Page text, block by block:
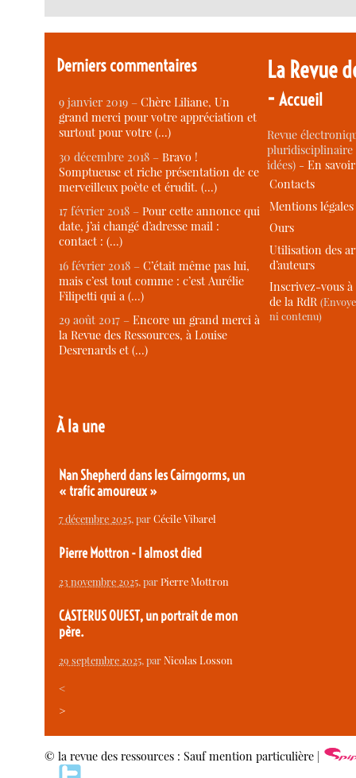
Derniers commentaires
9 janvier 2019 –Chère Liliane, Un
grand merci pour votre appréciation et
surtout pour votre (…)
30 décembre 2018 –Bravo !
Somptueuse et riche présentation de ce
merveilleux poète et érudit. (…)
17 février 2018 –Pour cette annonce qui
date, j’ai changé d’adresse mail :
contact : (…)
16 février 2018 –C’était même pas lui,
mais c’est tout comme : c’est Aurélie
Filipetti qui a (…)
29 août 2017 –Encore un grand merci à
la Revue des Ressources, à Louise
Desrenards et (…)
À la une
Nan Shepherd dans les Cairngorms, un
« trafic amoureux »
7 décembre 2025, parCécile Vibarel
Pierre Mottron - I almost died
23 novembre 2025, parPierre Mottron
CASTERUS OUEST, un portrait de mon
père.
29 septembre 2025, parNicolas Losson
<
>
La Revue
-Accueil
Revue
idées) -En
Contacts
Mentions légales
Ours
Utilisation des
d’auteurs
Inscrivez-vous
de la RdR
ni contenu)
© la revue des ressources : Sauf mention particulière |